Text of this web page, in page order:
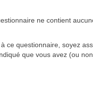
ne contient
ce questionnaire, soyez
que vous avez (ou